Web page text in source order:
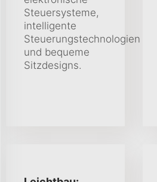
Steuersysteme,
intelligente
Steuerungstechnologien
und bequeme
Sitzdesigns.